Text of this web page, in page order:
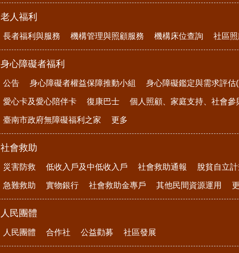
老人福利
長者福利與服務 機構管理與照顧服務 機構床位查詢 社區
身心障礙者福利
公告 身心障礙者權益保障推動小組 身心障礙鑑定與需求評估
愛心卡及愛心陪伴卡 復康巴士 個人照顧、家庭支持、社會參
臺南市政府無障礙福利之家 更多
社會救助
災害防救 低收入戶及中低收入戶 社會救助通報 脫貧自立
急難救助 實物銀行 社會救助金專戶 其他民間資源運用
人民團體
人民團體 合作社 公益勸募 社區發展